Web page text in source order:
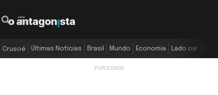
Crusoé Últimas Notícias Brasil Mundo Economia Lado oa!